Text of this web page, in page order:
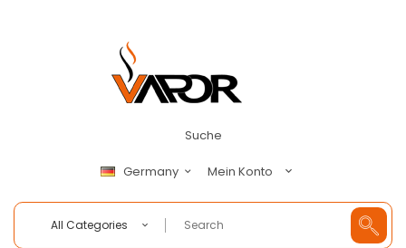
Suche
Germany Mein Konto
All Categories